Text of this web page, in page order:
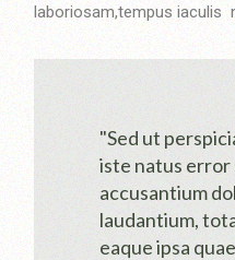
laboriosam,tempus iaculis
"Sed ut
iste natus
accusantium
laudantium,
eaque ipsa